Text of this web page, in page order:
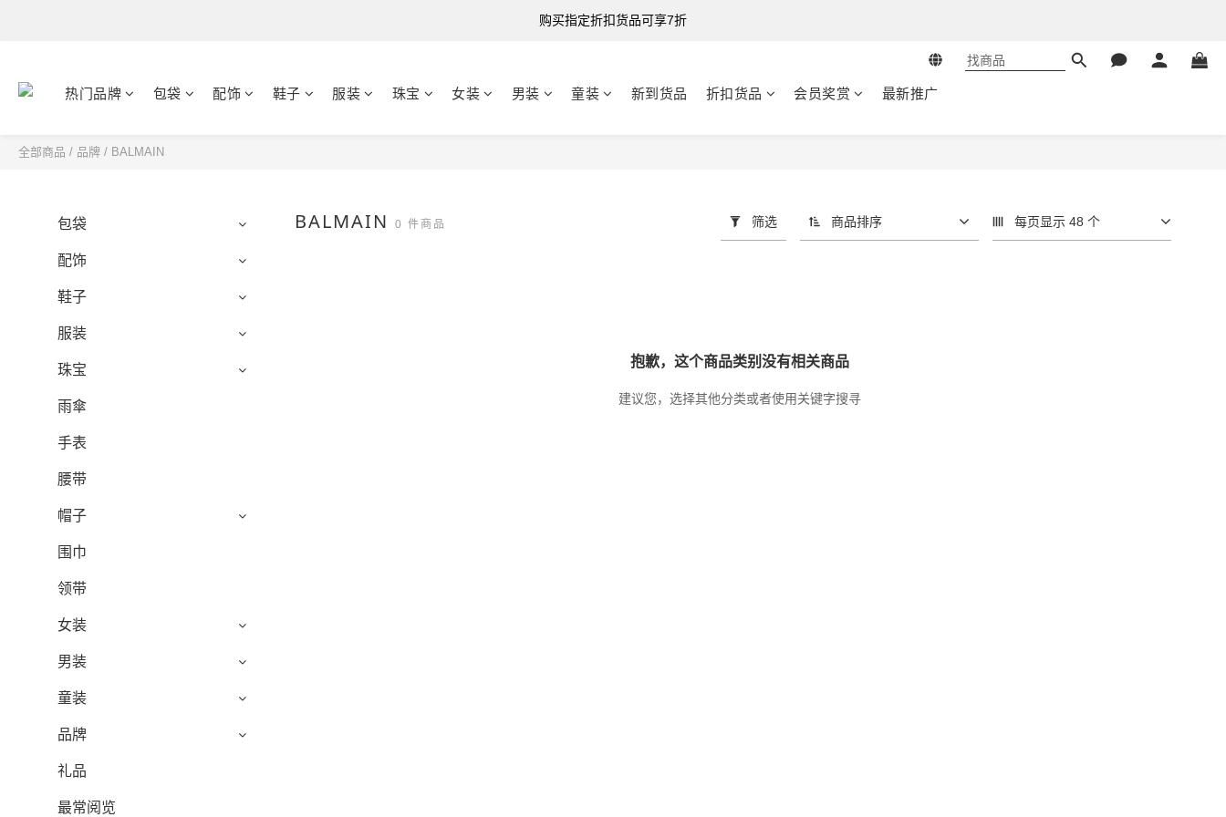
购买指定折扣货品可享7折
购买指定折扣货品可享7折
购买指定折扣货品可享7折
热门品牌 包袋 配饰 鞋子 服装 珠宝 女装 男装 童装 新到货品 折扣货品 会员奖赏 最新推广
全部商品 / 品牌 / BALMAIN
包袋
配饰
鞋子
服装
珠宝
雨傘
手表
腰带
帽子
围巾
领带
女装
男装
童装
品牌
礼品
最常阅览
BALMAIN0 件商品 筛选 商品排序 每页显示 48 个
抱歉，这个商品类别没有相关商品
建议您，选择其他分类或者使用关键字搜寻